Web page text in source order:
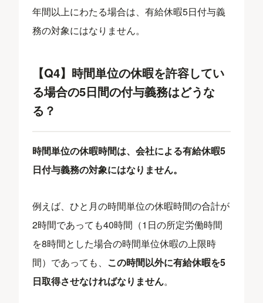
年間以上にわたる場合は、有給休暇5日付与義
務の対象にはなりません。
【Q4】時間単位の休暇を許容してい
る場合の5日間の付与義務はどうな
る？
時間単位の休暇時間は、会社による有給休暇5
日付与義務の対象にはなりません。
例えば、ひと月の時間単位の休暇時間の合計が
2時間であっても40時間（1日の所定労働時間
を8時間とした場合の時間単位休暇の上限時
間）であっても、 この時間以外に有給休暇を5
日取得させなければなりません。